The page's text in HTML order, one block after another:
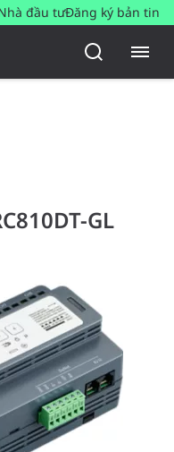
đầu tưĐăng ký bản tin
GL